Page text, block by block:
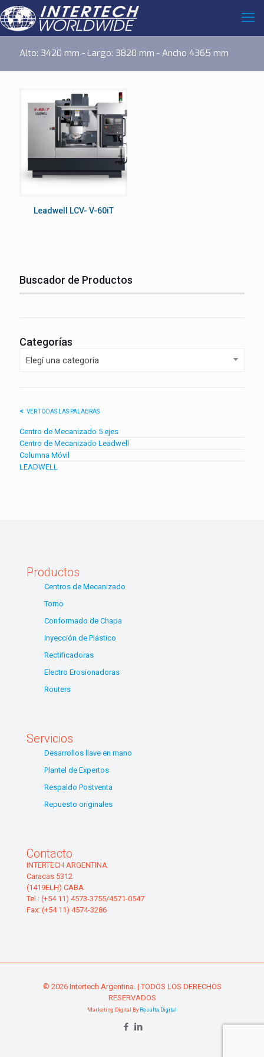
Alto: 3420 mm - Largo: 3820 mm - Ancho 4365 mm
Leadwell LCV- V-60iT
Buscador de Productos
Categorías
Elegí una categoría
VER TODAS LAS PALABRAS
Centro de Mecanizado 5 ejes
Centro de Mecanizado Leadwell
Columna Móvil
LEADWELL
Productos
Centros de Mecanizado
Torno
Conformado de Chapa
Inyección de Plástico
Rectificadoras
Electro Erosionadoras
Routers
Servicios
Desarrollos llave en mano
Plantel de Expertos
Respaldo Postventa
Repuesto originales
Contacto
INTERTECH ARGENTINA
Caracas 5312
(1419ELH) CABA
Tel.: (+54 11) 4573-3755/4571-0547
Fax: (+54 11) 4574-3286
© 2026 Intertech Argentina. | TODOS LOS DERECHOS
RESERVADOS
Marketing Digital By Resulta Digital